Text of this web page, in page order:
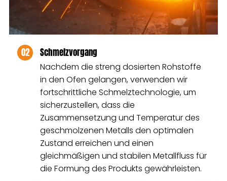
02 Schmelzvorgang
Nachdem die streng dosierten Rohstoffe
in den Ofen gelangen, verwenden wir
fortschrittliche Schmelztechnologie, um
sicherzustellen, dass die
Zusammensetzung und Temperatur des
geschmolzenen Metalls den optimalen
Zustand erreichen und einen
gleichmäßigen und stabilen Metallfluss für
die Formung des Produkts gewährleisten.